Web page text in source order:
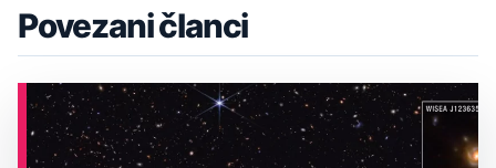
Povezani članci